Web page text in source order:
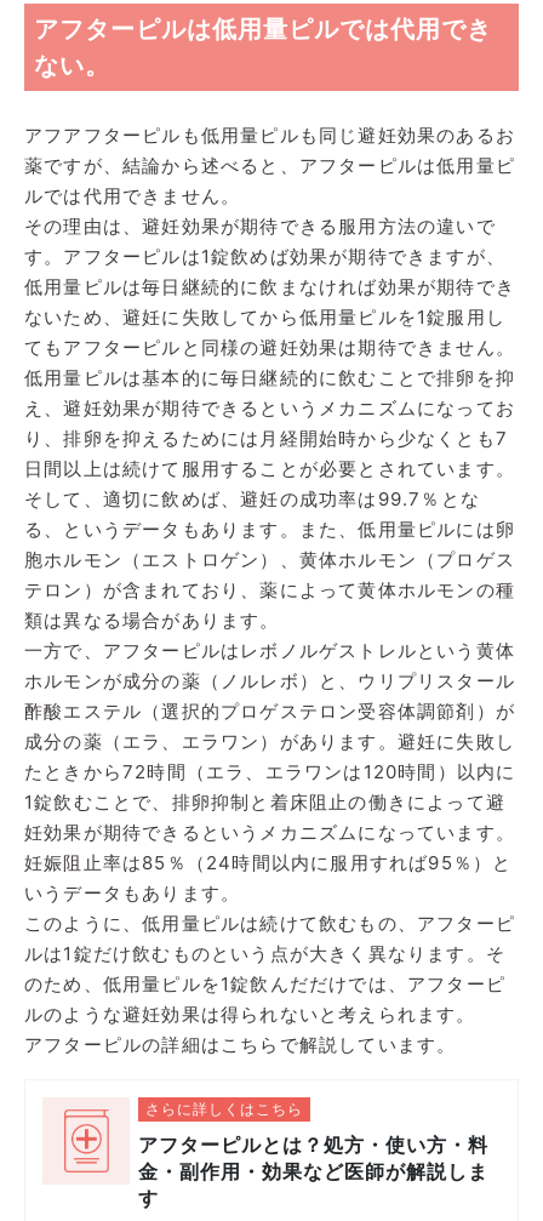
アフターピルは低用量ピルでは代用でき
ない。
アフアフターピルも低用量ピルも同じ避妊効果のあるお
薬ですが、結論から述べると、アフターピルは低用量ピ
ルでは代用できません。
その理由は、避妊効果が期待できる服用方法の違いで
す。アフターピルは1錠飲めば効果が期待できますが、
低用量ピルは毎日継続的に飲まなければ効果が期待でき
ないため、避妊に失敗してから低用量ピルを1錠服用し
てもアフターピルと同様の避妊効果は期待できません。
低用量ピルは基本的に毎日継続的に飲むことで排卵を抑
え、避妊効果が期待できるというメカニズムになってお
り、排卵を抑えるためには月経開始時から少なくとも7
日間以上は続けて服用することが必要とされています。
そして、適切に飲めば、避妊の成功率は99.7％とな
る、というデータもあります。また、低用量ピルには卵
胞ホルモン（エストロゲン）、黄体ホルモン（プロゲス
テロン）が含まれており、薬によって黄体ホルモンの種
類は異なる場合があります。
一方で、アフターピルはレボノルゲストレルという黄体
ホルモンが成分の薬（ノルレボ）と、ウリプリスタール
酢酸エステル（選択的プロゲステロン受容体調節剤）が
成分の薬（エラ、エラワン）があります。避妊に失敗し
たときから72時間（エラ、エラワンは120時間）以内に
1錠飲むことで、排卵抑制と着床阻止の働きによって避
妊効果が期待できるというメカニズムになっています。
妊娠阻止率は85％（24時間以内に服用すれば95％）と
いうデータもあります。
このように、低用量ピルは続けて飲むもの、アフターピ
ルは1錠だけ飲むものという点が大きく異なります。そ
のため、低用量ピルを1錠飲んだだけでは、アフターピ
ルのような避妊効果は得られないと考えられます。
アフターピルの詳細はこちらで解説しています。
さらに詳しくはこちら
アフターピルとは？処方・使い方・料
金・副作用・効果など医師が解説しま
す